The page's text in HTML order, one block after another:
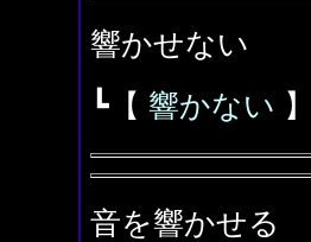
響かせない
┗【 響かない 】
音を響かせる